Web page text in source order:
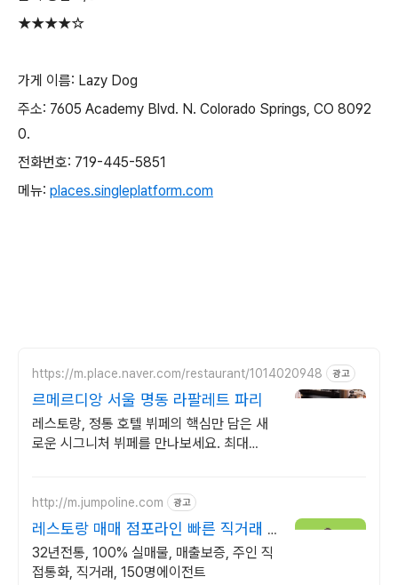
★★★★☆
가게 이름: Lazy Dog
주소: 7605 Academy Blvd. N. Colorado Springs, CO 8092
0.
전화번호: 719-445-5851
메뉴: places.singleplatform.com
https://m.place.naver.com/restaurant/1014020948 광고
르메르디앙 서울 명동 라팔레트 파리
레스토랑, 정통 호텔 뷔페의 핵심만 담은 새
로운 시그니처 뷔페를 만나보세요. 최대
http://m.jumpoline.com 광고
레스토랑 매매 점포라인 빠른 직거래 &
안전중개거래
32년전통, 100% 실매물, 매출보증, 주인 직
접통화, 직거래, 150명에이전트